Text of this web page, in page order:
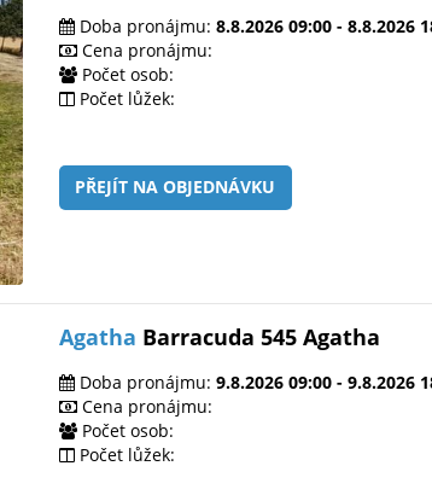
Doba pronájmu: 8.8.2026 09:00 - 8.8.2026
Cena pronájmu:
Počet osob:
Počet lůžek:
PŘEJÍT NA OBJEDNÁVKU
Agatha Barracuda 545 Agatha
Doba pronájmu: 9.8.2026 09:00 - 9.8.2026
Cena pronájmu:
Počet osob:
Počet lůžek: